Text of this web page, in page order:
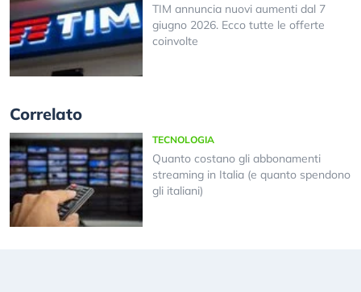
TIM annuncia nuovi aumenti dal 7
giugno 2026. Ecco tutte le offerte
coinvolte
Correlato
TECNOLOGIA
Quanto costano gli abbonamenti
streaming in Italia (e quanto spendono
gli italiani)